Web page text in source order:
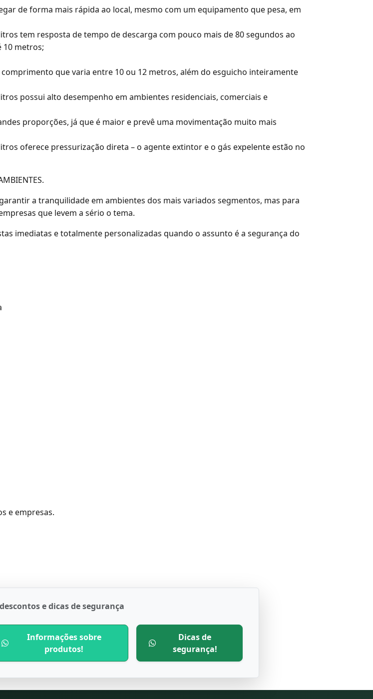
de forma mais rápida ao local, mesmo com um equipamento que pesa, em
tem resposta de tempo de descarga com pouco mais de 80 segundos ao
10 metros;
que varia entre 10 ou 12 metros, além do esguicho inteiramente
possui alto desempenho em ambientes residenciais, comerciais e
proporções, já que é maior e prevê uma movimentação muito mais
oferece pressurização direta – o agente extintor e o gás expelente estão no
a tranquilidade em ambientes dos mais variados segmentos, mas para
que levem a sério o tema.
imediatas e totalmente personalizadas quando o assunto é a segurança do
e empresas.
e dicas de segurança
Informações sobre
produtos!
Dicas de
segurança!